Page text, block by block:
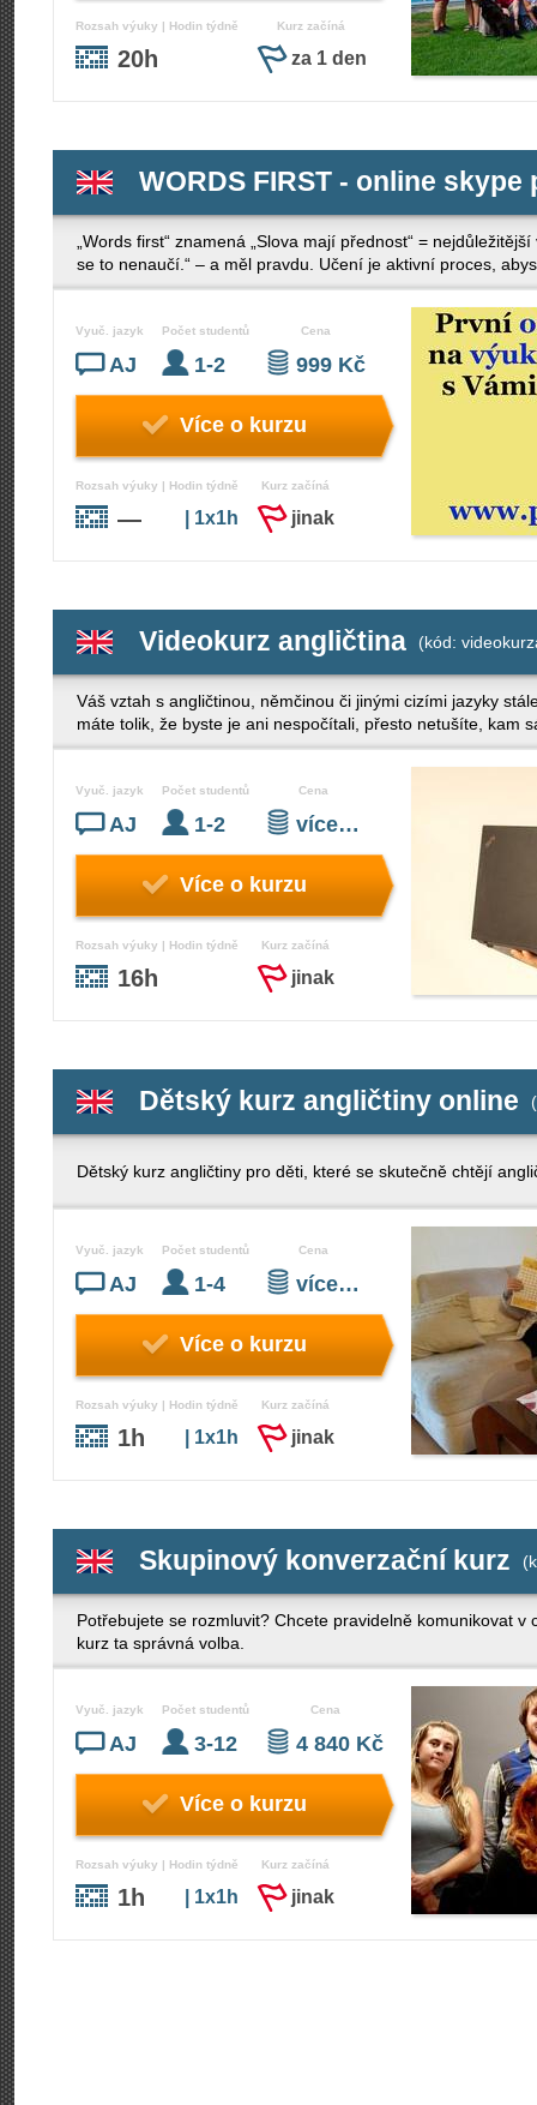
Rozsah výuky | Hodin týdně
20h
Kurz začíná
za 1 den
WORDS FIRST - online
„Words first“ znamená „Slova mají přednost“ =
se to nenaučí.“ – a měl pravdu. Učení je aktivní proces,
Vyuč. jazyk
AJ
Počet studentů
1-2
Cena
999 Kč
Více o kurzu
Rozsah výuky | Hodin týdně
— | 1x1h
Kurz začíná
jinak
Videokurz angličtina (kód:
Váš vztah s angličtinou, němčinou či jinými cizími jazyky
máte tolik, že byste je ani nespočítali, přesto netušíte, kam
Vyuč. jazyk
AJ
Počet studentů
1-2
Cena
více…
Více o kurzu
Rozsah výuky | Hodin týdně
16h
Kurz začíná
jinak
Dětský kurz angličtiny online
Dětský kurz angličtiny pro děti, které se skutečně chtějí
Vyuč. jazyk
AJ
Počet studentů
1-4
Cena
více…
Více o kurzu
Rozsah výuky | Hodin týdně
1h | 1x1h
Kurz začíná
jinak
Skupinový konverzační kurz
Potřebujete se rozmluvit? Chcete pravidelně komunikovat
kurz ta správná volba.
Vyuč. jazyk
AJ
Počet studentů
3-12
Cena
4 840 Kč
Více o kurzu
Rozsah výuky | Hodin týdně
1h | 1x1h
Kurz začíná
jinak